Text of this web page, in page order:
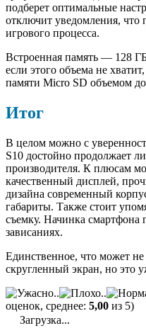
подберет оптимальные
отключит уведомления, что
игрового процесса.
Встроенная память — 128
если этого объема не
памяти Micro SD объемом
Итог
В целом можно с
S10 достойно продолжает
производителя. К плюсам
качественный дисплей,
дизайна современный
габариты. Также стоит
съемку. Начинка смартфона
зависаниях.
Единственное, что может
скругленный экран, но это
оценок, среднее: 5,00 из 5)
Загрузка...